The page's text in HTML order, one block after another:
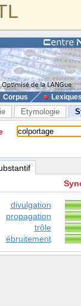
Corpus
Etymologie
divulgation
propagation
trôle
ébruitement